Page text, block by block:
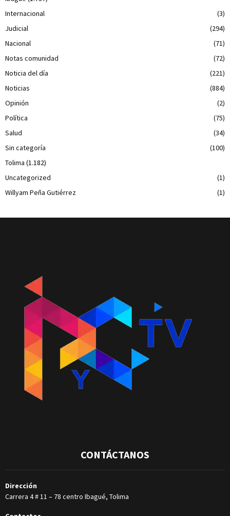
Internacional
(3)
Judicial
(294)
Nacional
(71)
Notas comunidad
(72)
Noticia del día
(221)
Noticias
(884)
Opinión
(2)
Política
(75)
Salud
(34)
Sin categoría
(100)
Tolima (1.182)
Uncategorized
(1)
Willyam Peña Gutiérrez
(1)
CONTÁCTANOS
Dirección
Carrera 4 # 11 – 78 centro Ibagué, Tolima